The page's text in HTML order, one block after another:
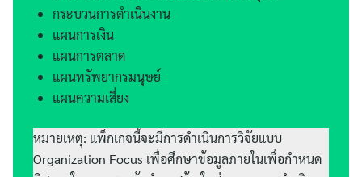
กระบวนการดำเนินงาน
แผนการเงิน
แผนการตลาด
แผนทรัพยากรมนุษย์
แผนความเสี่ยง
หมายเหตุ: แพ็กเกจนี้จะมีการดำเนินการวิจัยแบบ
Organization Focus เพื่อศึกษาข้อมูลภายในเพื่อกำหนด